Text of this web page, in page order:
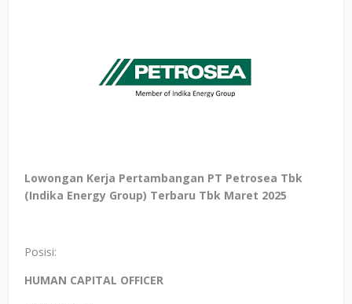
Lowongan Kerja Pertambangan PT Petrosea Tbk
(Indika Energy Group) Terbaru Tbk Maret 2025
Posisi:
HUMAN CAPITAL OFFICER